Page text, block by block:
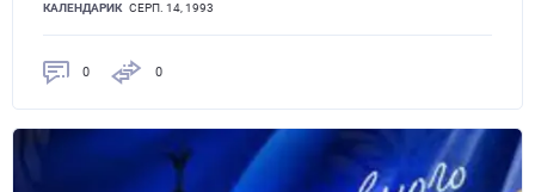
КАЛЕНДАРИК СЕРП. 14, 1993
0 0